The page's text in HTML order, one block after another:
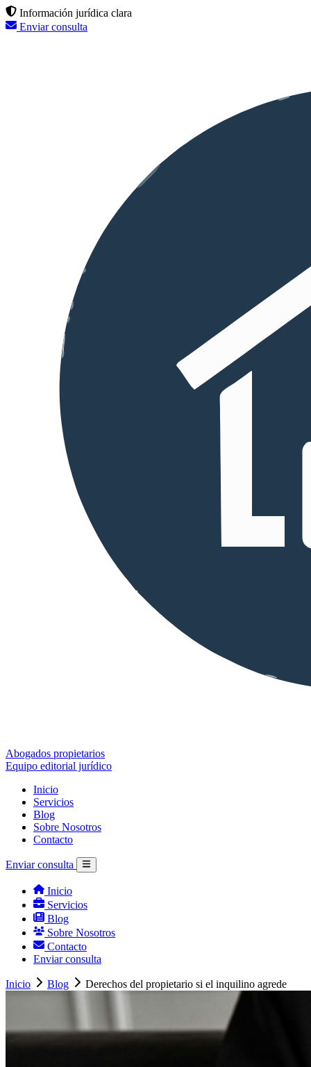
Información jurídica clara
Enviar consulta
Abogados propietarios
Equipo editorial jurídico
Inicio
Servicios
Blog
Sobre Nosotros
Contacto
Enviar consulta
Inicio
Servicios
Blog
Sobre Nosotros
Contacto
Enviar consulta
Inicio Blog Derechos del propietario si el inquilino agrede